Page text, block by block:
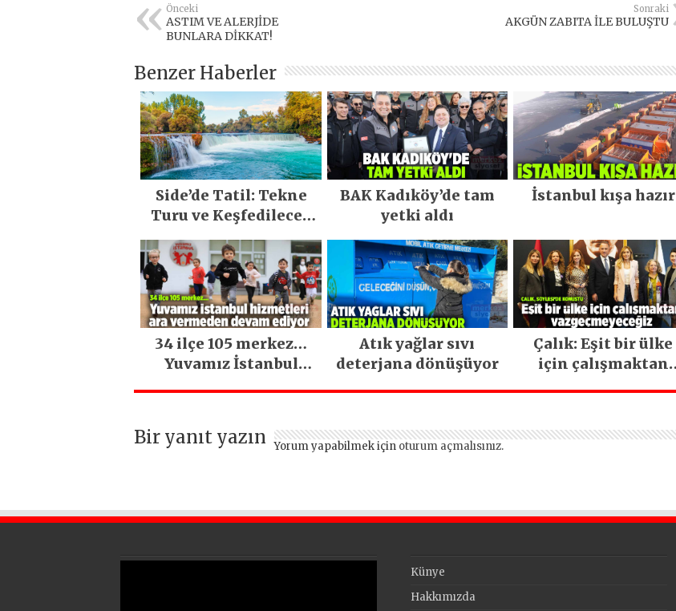
Önceki
ASTIM VE ALERJİDE
BUNLARA DİKKAT!
Sonraki
AKGÜN ZABITA İLE BULUŞTU
Benzer Haberler
Side’de Tatil: Tekne
Turu ve Keşfedilecek
BAK Kadıköy’de tam
yetki aldı
İstanbul kışa hazır
34 ilçe 105 merkez…
Yuvamız İstanbul
Atık yağlar sıvı
deterjana dönüşüyor
Çalık: Eşit bir ülke
için çalışmaktan
Bir yanıt yazın Yorum yapabilmek için oturum açmalısınız.
Künye
Hakkımızda